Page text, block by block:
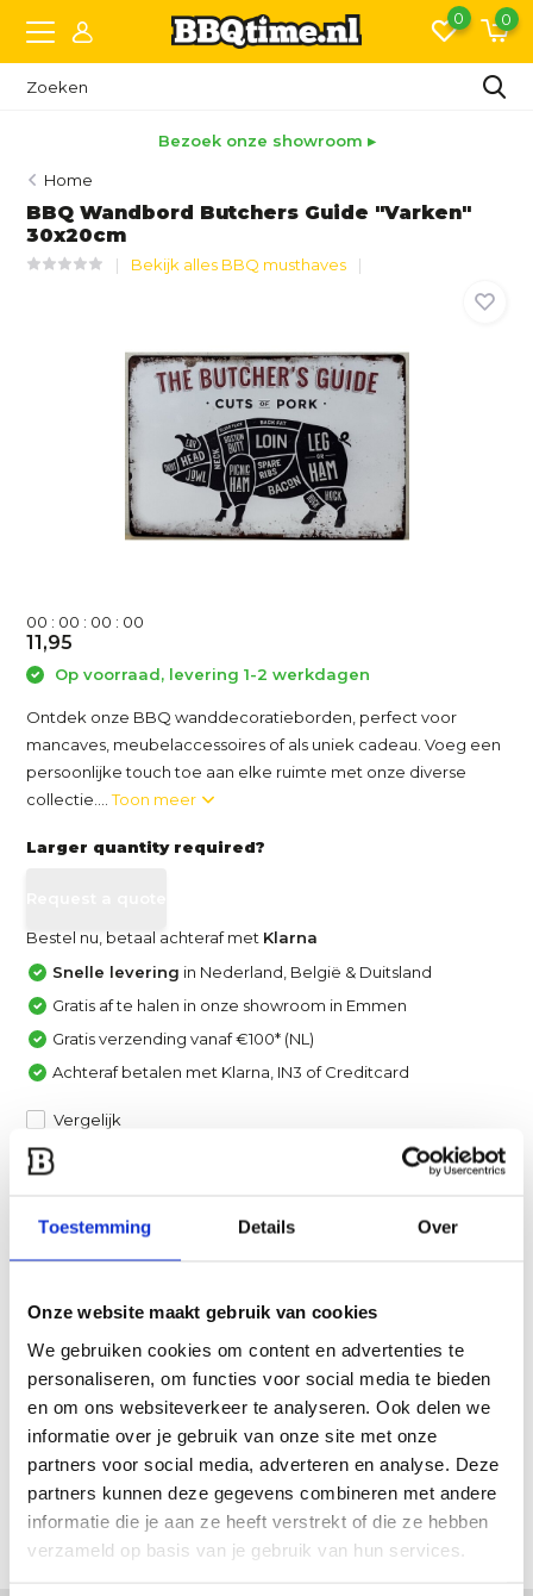
Toestemming Details Over
Onze website maakt gebruik van cookies
We gebruiken cookies om content en advertenties te
personaliseren, om functies voor social media te bieden
en om ons websiteverkeer te analyseren. Ook delen we
informatie over je gebruik van onze site met onze
partners voor social media, adverteren en analyse. Deze
partners kunnen deze gegevens combineren met andere
informatie die je aan ze heeft verstrekt of die ze hebben
verzameld op basis van je gebruik van hun services.
0 0
Bezoek onze showroom ▸
Home
BBQ Wandbord Butchers Guide "Varken"
30x20cm
Bekijk alles BBQ musthaves
00 : 00 : 00 : 00
11,95
Op voorraad, levering 1-2 werkdagen
Ontdek onze BBQ wanddecoratieborden, perfect voor
mancaves, meubelaccessoires of als uniek cadeau. Voeg een
persoonlijke touch toe aan elke ruimte met onze diverse
collectie....Toon meer
Larger quantity required?
Bestel nu, betaal achteraf met Klarna
Snelle levering in Nederland, België & Duitsland
Gratis af te halen in onze showroom in Emmen
Gratis verzending vanaf €100* (NL)
Achteraf betalen met Klarna, IN3 of Creditcard
Vergelijk
Een van onze specialisten helpt je graag verder!
Stuur ons een mail
Productomschrijving
Specificaties
Reviews
Delen